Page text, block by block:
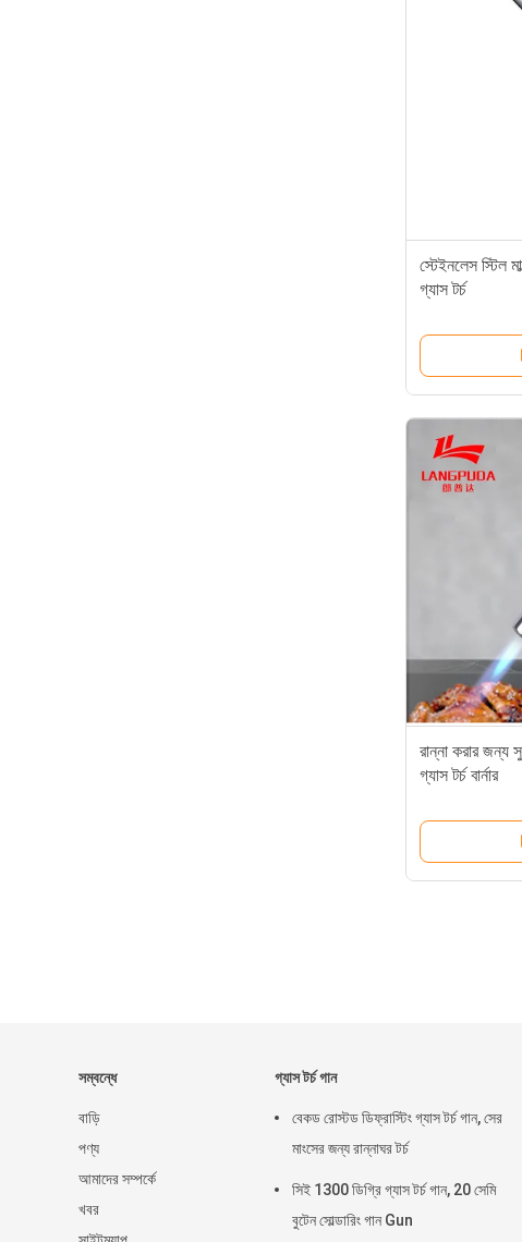
স্টেইনলেস স্টিল
গ্যাস টর্চ
রান্না করার জন্য
গ্যাস টর্চ বার্নার
সম্বন্ধে
বাড়ি
পণ্য
আমাদের সম্পর্কে
খবর
গ্যাস টর্চ গান
বেকড রোস্টড ডিফ্রাস্টিং গ্যাস টর্চ গান, সের
মাংসের জন্য রান্নাঘর টর্চ
সিই 1300 ডিগ্রি গ্যাস টর্চ গান, 20 সেমি
বুটেন সোল্ডারিং গান Gun